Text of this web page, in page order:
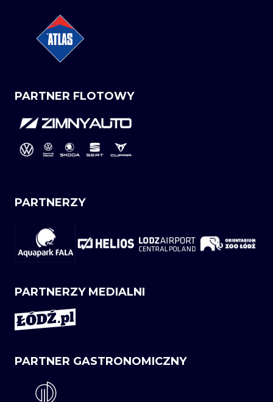
PARTNER FLOTOWY
PARTNERZY
PARTNERZY MEDIALNI
PARTNER GASTRONOMICZNY